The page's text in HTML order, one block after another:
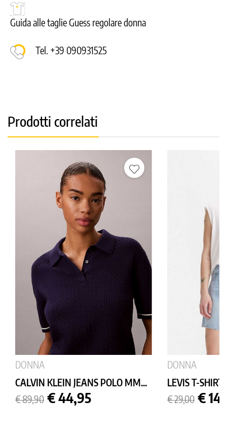
Guida alle taglie Guess regolare donna
Tel. +39 090931525
Prodotti correlati
DONNA
CALVIN KLEIN JEANS POLO MM...
Prezzo
base
€ 89,90 Prezzo
€ 44,95
DONNA
LEVIS T-SHIRT
Prezzo
base
€ 29,00 €